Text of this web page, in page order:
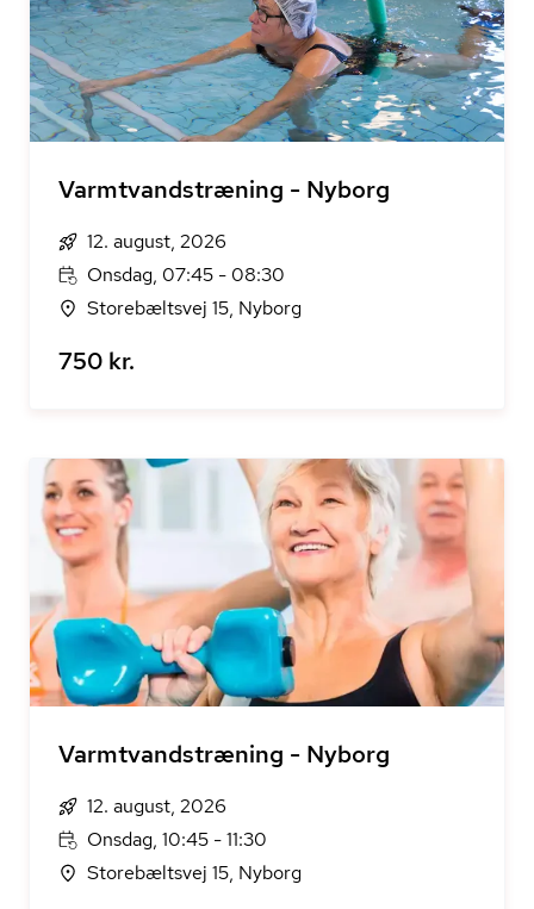
Varmtvandstræning - Nyborg
12. august, 2026
Onsdag, 07:45 - 08:30
Storebæltsvej 15, Nyborg
750 kr.
Varmtvandstræning - Nyborg
12. august, 2026
Onsdag, 10:45 - 11:30
Storebæltsvej 15, Nyborg